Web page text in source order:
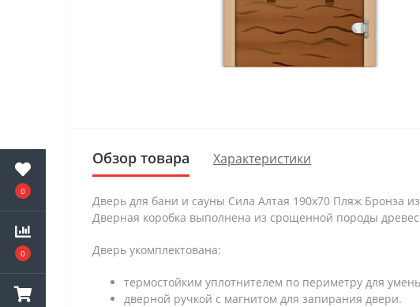
0
0
Обзор товара Характеристики
Дверь для бани и сауны Сила Алтая 190х70 Пляж Бронза
Дверная коробка выполнена из срощенной породы
Дверь укомплектована:
термостойким уплотнителем по периметру для
дверной ручкой с магнитом для запирания двери.